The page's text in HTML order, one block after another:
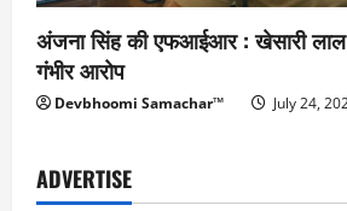
अंजना सिंह की एफआईआर : खेसारी लाल
गंभीर आरोप
Devbhoomi Samachar™ July 24,
ADVERTISE